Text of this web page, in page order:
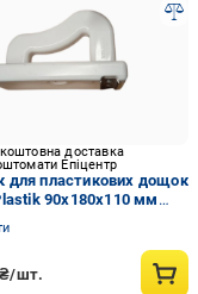
доставка
Епіцентр
для пластикових дощок
90х180х110 мм
1482)
₴/шт.